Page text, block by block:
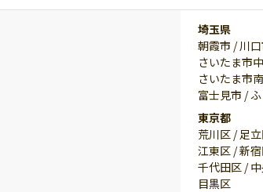
埼玉県
朝霞市 /川
さいたま市
さいたま市
富士見市 /
東京都
荒川区 /足
江東区 /新
千代田区 /
目黒区